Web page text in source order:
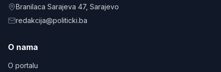
Branilaca Sarajeva 47, Sarajevo
redakcija@politicki.ba
O nama
O portalu